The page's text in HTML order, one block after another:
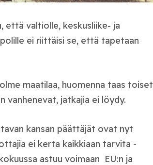
että valtiolle, keskusliike- ja
ei riittäisi se, että tapetaan
maatilaa, huomenna taas toiset
vanhenevat, jatkajia ei löydy.
kansan päättäjät ovat nyt
ei kerta kaikkiaan tarvita -
astuu voimaan EU:n ja